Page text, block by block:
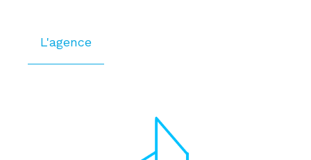
L'agence